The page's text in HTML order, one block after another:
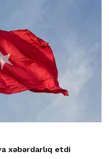
xəbərdarlıq etdi